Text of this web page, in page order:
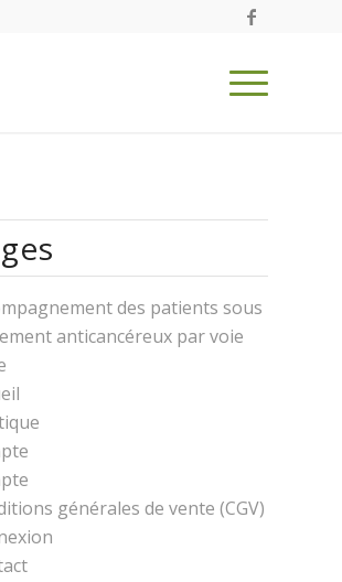
des patients sous
anticancéreux par voie
générales de vente (CGV)